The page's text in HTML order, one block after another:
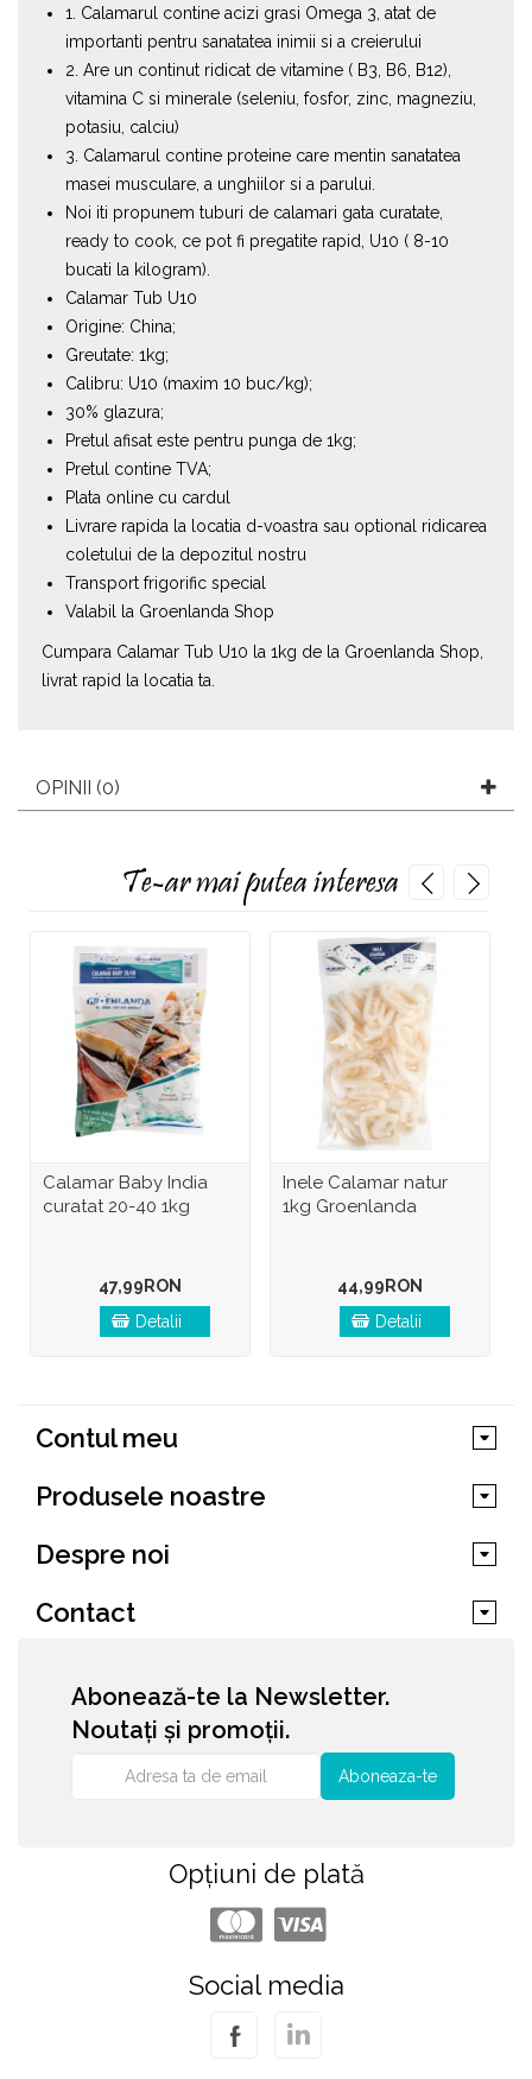
1. Calamarul contine acizi grasi Omega 3, atat de
importanti pentru sanatatea inimii si a creierului
2. Are un continut ridicat de vitamine ( B3, B6, B12),
vitamina C si minerale (seleniu, fosfor, zinc, magneziu,
potasiu, calciu)
3. Calamarul contine proteine care mentin sanatatea
masei musculare, a unghiilor si a parului.
Noi iti propunem tuburi de calamari gata curatate,
ready to cook, ce pot fi pregatite rapid, U10 ( 8-10
bucati la kilogram).
Calamar Tub U10
Origine: China;
Greutate: 1kg;
Calibru: U10 (maxim 10 buc/kg);
30% glazura;
Pretul afisat este pentru punga de 1kg;
Pretul contine TVA;
Plata online cu cardul
Livrare rapida la locatia d-voastra sau optional ridicarea
coletului de la depozitul nostru
Transport frigorific special
Valabil la Groenlanda Shop
Cumpara Calamar Tub U10 la 1kg de la Groenlanda Shop,
livrat rapid la locatia ta.
OPINII (0)
Te-ar mai putea interesa
Calamar Baby India
curatat 20-40 1kg
47,99RON
Detalii
Inele Calamar natur
1kg Groenlanda
44,99RON
Detalii
Contul meu
Produsele noastre
Despre noi
Contact
Abonează-te la Newsletter.
Noutați și promoții.
Aboneaza-te
Opțiuni de plată
Social media